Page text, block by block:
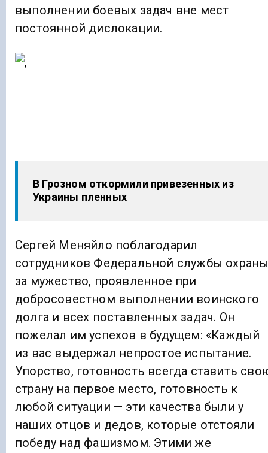
выполнении боевых задач вне мест
постоянной дислокации.
В Грозном откормили привезенных из
Украины пленных
Сергей Меняйло поблагодарил
сотрудников Федеральной службы
за мужество, проявленное при
добросовестном выполнении воинского
долга и всех поставленных задач. Он
пожелал им успехов в будущем: «Каждый
из вас выдержал непростое испытание.
Упорство, готовность всегда ставить
страну на первое место, готовность к
любой ситуации — эти качества были у
наших отцов и дедов, которые отстояли
победу над фашизмом. Этими же